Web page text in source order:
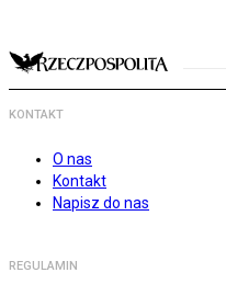
KONTAKT
O nas
Kontakt
Napisz do nas
REGULAMIN